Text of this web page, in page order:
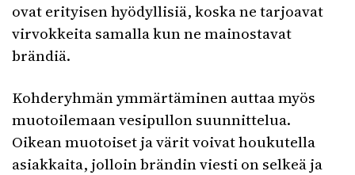
ovat erityisen hyödyllisiä, koska ne tarjoavat
virvokkeita samalla kun ne mainostavat
brändiä.
Kohderyhmän ymmärtäminen auttaa myös
muotoilemaan vesipullon suunnittelua.
Oikean muotoiset ja värit voivat houkutella
asiakkaita, jolloin brändin viesti on selkeä ja